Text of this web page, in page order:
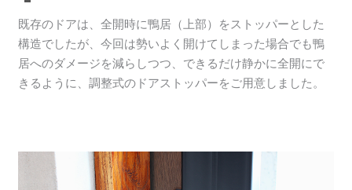
既存のドアは、全開時に鴨居（上部）をストッパーとした
構造でしたが、今回は勢いよく開けてしまった場合でも鴨
居へのダメージを減らしつつ、できるだけ静かに全開にで
きるように、調整式のドアストッパーをご用意しました。